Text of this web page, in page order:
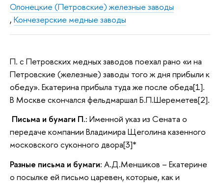
Олонецкие (Петровские) железные заводы
, Кончезерские медные заводы
П. с Петровских медных заводов поехал рано «и на
Петровские (железные) заводы того ж дня прибыли к
обеду». Екатерина прибыла туда же после обеда[1].
В Москве скончался фельдмаршал Б.П.Шереметев[2].
Письма и бумаги П.: Именной указ из Сената о
передаче компании Владимира Щеголина казенного
московского суконного двора[3]*
Разные письма и бумаги: А.Д.Меншиков – Екатерине
о посылке ей письмо царевен, которые, как и